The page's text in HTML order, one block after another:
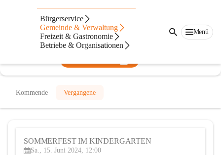
Bürgerservice
Gemeinde & Verwaltung
Freizeit & Gastronomie
Betriebe & Organisationen
Menü
Kindergarten Draßmarkt
@kindergarten-drassmarkt
Kindergarten
Kommende Vergangene
SOMMERFEST IM KINDERGARTEN
Sa., 15. Juni 2024, 12:00